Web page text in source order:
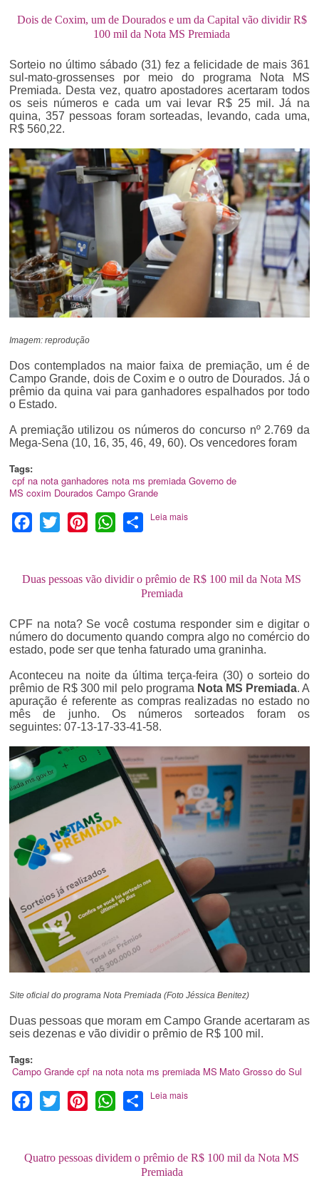
Dois de Coxim, um de Dourados e um da Capital vão dividir R$
100 mil da Nota MS Premiada
Sorteio no último sábado (31) fez a felicidade de mais 361
sul-mato-grossenses por meio do programa Nota MS
Premiada. Desta vez, quatro apostadores acertaram todos
os seis números e cada um vai levar R$ 25 mil. Já na
quina, 357 pessoas foram sorteadas, levando, cada uma,
R$ 560,22.
Imagem: reprodução
Dos contemplados na maior faixa de premiação, um é de
Campo Grande, dois de Coxim e o outro de Dourados. Já o
prêmio da quina vai para ganhadores espalhados por todo
o Estado.
A premiação utilizou os números do concurso nº 2.769 da
Mega-Sena (10, 16, 35, 46, 49, 60). Os vencedores foram
Tags:
cpf na nota ganhadores nota ms premiada Governo de
MS coxim Dourados Campo Grande
Facebook
Twitter PinterestWhatsApp
Share
Leia mais
Duas pessoas vão dividir o prêmio de R$ 100 mil da Nota MS
Premiada
CPF na nota? Se você costuma responder sim e digitar o
número do documento quando compra algo no comércio do
estado, pode ser que tenha faturado uma graninha.
Aconteceu na noite da última terça-feira (30) o sorteio do
prêmio de R$ 300 mil pelo programa Nota MS Premiada. A
apuração é referente as compras realizadas no estado no
mês de junho. Os números sorteados foram os
seguintes: 07-13-17-33-41-58.
Site oficial do programa Nota Premiada (Foto Jéssica Benitez)
Duas pessoas que moram em Campo Grande acertaram as
seis dezenas e vão dividir o prêmio de R$ 100 mil.
Tags:
Campo Grande cpf na nota nota ms premiada MS Mato Grosso do Sul
Facebook
Twitter PinterestWhatsApp
Share
Leia mais
Quatro pessoas dividem o prêmio de R$ 100 mil da Nota MS
Premiada